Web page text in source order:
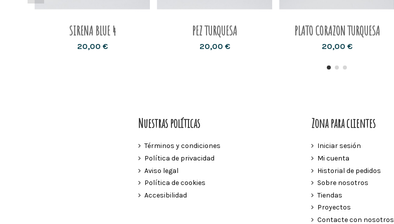
SIRENA BLUE 4
20,00 €
PEZ TURQUESA
20,00 €
PLATO CORAZON TURQUESA
20,00 €
Nuestras políticas
Términos y condiciones
Política de privacidad
Aviso legal
Política de cookies
Accesibilidad
Zona para clientes
Iniciar sesión
Mi cuenta
Historial de pedidos
Sobre nosotros
Tiendas
Proyectos
Contacte con nosotros